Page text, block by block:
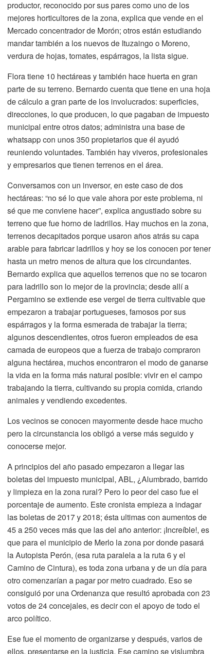
productor, reconocido por sus pares como uno de los
mejores horticultores de la zona, explica que vende en el
Mercado concentrador de Morón; otros están estudiando
mandar también a los nuevos de Ituzaingo o Moreno,
verdura de hojas, tomates, espárragos, la lista sigue.
Flora tiene 10 hectáreas y también hace huerta en gran
parte de su terreno. Bernardo cuenta que tiene en una hoja
de cálculo a gran parte de los involucrados: superficies,
direcciones, lo que producen, lo que pagaban de impuesto
municipal entre otros datos; administra una base de
whatsapp con unos 350 propietarios que él ayudó
reuniendo voluntades. También hay viveros, profesionales
y empresarios que tienen terrenos en el área.
Conversamos con un inversor, en este caso de dos
hectáreas: “no sé lo que vale ahora por este problema, ni
sé que me conviene hacer”, explica angustiado sobre su
terreno que fue horno de ladrillos. Hay muchos en la zona,
terrenos decapitados porque usaron años atrás su capa
arable para fabricar ladrillos y hoy se los conocen por tener
hasta un metro menos de altura que los circundantes.
Bernardo explica que aquellos terrenos que no se tocaron
para ladrillo son lo mejor de la provincia; desde allí a
Pergamino se extiende ese vergel de tierra cultivable que
empezaron a trabajar portugueses, famosos por sus
espárragos y la forma esmerada de trabajar la tierra;
algunos descendientes, otros fueron empleados de esa
camada de europeos que a fuerza de trabajo compraron
alguna hectárea, muchos encontraron el modo de ganarse
la vida en la forma más natural posible: vivir en el campo
trabajando la tierra, cultivando su propia comida, criando
animales y vendiendo excedentes.
Los vecinos se conocen mayormente desde hace mucho
pero la circunstancia los obligó a verse más seguido y
conocerse mejor.
A principios del año pasado empezaron a llegar las
boletas del impuesto municipal, ABL, ¿Alumbrado, barrido
y limpieza en la zona rural? Pero lo peor del caso fue el
porcentaje de aumento. Este cronista empieza a indagar
las boletas de 2017 y 2018; ésta ultimas con aumentos de
45 a 250 veces más que las del año anterior: ¡Increíble!, es
que para el municipio de Merlo la zona por donde pasará
la Autopista Perón, (esa ruta paralela a la ruta 6 y el
Camino de Cintura), es toda zona urbana y de un día para
otro comenzarían a pagar por metro cuadrado. Eso se
consiguió por una Ordenanza que resultó aprobada con 23
votos de 24 concejales, es decir con el apoyo de todo el
arco político.
Ese fue el momento de organizarse y después, varios de
ellos, presentarse en la justicia. Ese camino se vislumbra